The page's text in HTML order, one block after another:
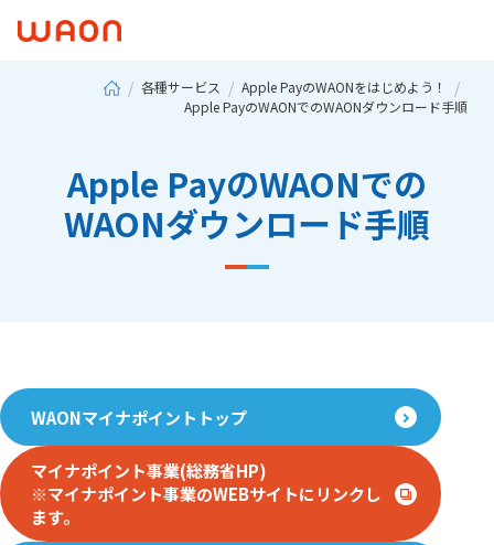
各種サービス
Apple PayのWAONをはじめよう！
Apple PayのWAONでのWAONダウンロード手順
Apple PayのWAONでの
WAONダウンロード手順
WAONマイナポイントトップ
マイナポイント事業(総務省HP)
※マイナポイント事業のWEBサイトにリンクし
ます。